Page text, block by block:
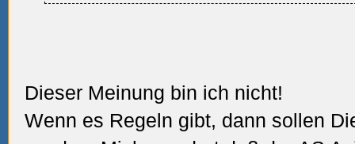
Dieser Meinung bin ich nicht!
Wenn es Regeln gibt, dann sollen